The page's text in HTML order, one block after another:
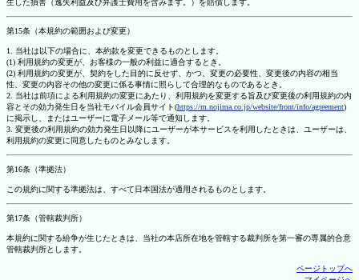
生した損害（逸失利益及び弁護士費用を含みます。）を賠償します。
第15条（本規約の範囲および変更）
1. 当社は以下の場合に、本約款を変更できるものとします。
(1) 利用規約の変更が、お客様の一般の利益に適合するとき。
(2) 利用規約の変更が、契約をした目的に反せず、かつ、変更の必要性、変更後の内容の相当
性、変更の内容その他の変更に係る事情に照らして合理的なものであるとき。
2. 当社は前項による利用規約の変更にあたり、利用規約を変更する旨及び変更後の利用規約の内
容とその効力発生日を当社モバイル会員サイト(https://m.nojima.co.jp/website/front/info/agreement)
に掲示し、またはユーザーに電子メール等で通知します。
3. 変更後の利用規約の効力発生日以降にユーザーが本サービスを利用したときは、ユーザーは、
利用規約の変更に同意したものとみなします。
第16条（準拠法）
この規約に関する準拠法は、すべて日本国法が適用されるものとします。
第17条（管轄裁判所）
本規約に関する紛争が生じたときは、当社の本店所在地を管轄する裁判所を第一審の専属的合意
管轄裁判所とします。
ページトップへ